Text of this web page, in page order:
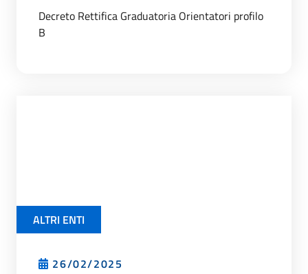
Decreto Rettifica Graduatoria Orientatori profilo
B
ALTRI ENTI
26/02/2025